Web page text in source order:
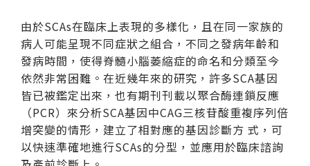
由於SCAs在臨床上表現的多樣化，且在同一家族的
病人可能呈現不同症狀之組合，不同之發病年齡和
發病時間，使得脊髓小腦萎縮症的命名和分類至今
依然非常困難。在近幾年來的研究，許多SCA基因
皆已被鑑定出來，也有期刊刊載以聚合酶連鎖反應
（PCR）來分析SCA基因中CAG三核苷酸重複序列倍
增突變的情形，建立了相對應的基因診斷方 式，可
以快速準確地進行SCAs的分型，並應用於臨床諮詢